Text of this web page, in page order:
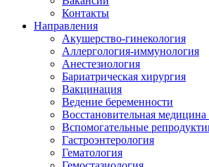
Контакты
Направления
Акушерство-гинекология
Аллергология-иммунология
Анестезиология
Бариатрическая хирургия
Вакцинация
Ведение беременности
Восстановительная
Вспомогательные
Гастроэнтерология
Гематология